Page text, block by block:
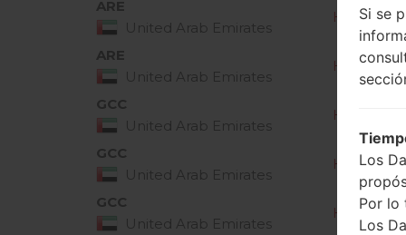
ARE
United Arab Emirates
ARE
United Arab Emirates
GCC
United Arab Emirates
GCC
United Arab Emirates
GCC
United Arab Emirates
Si se
Los
Por lo
Los